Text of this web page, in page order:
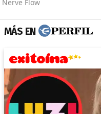
MÁS EN